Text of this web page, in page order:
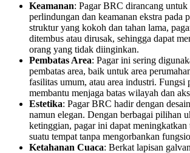
Keamanan: Pagar BRC dirancang
perlindungan dan keamanan ekstra pada
struktur yang kokoh dan tahan lama,
ditembus atau dirusak, sehingga dapat
orang yang tidak diinginkan.
Pembatas Area: Pagar ini sering
pembatas area, baik untuk area
fasilitas umum, atau area industri. Fungsi
membantu menjaga batas wilayah dan
Estetika: Pagar BRC hadir dengan
namun elegan. Dengan berbagai pilihan
ketinggian, pagar ini dapat meningkatkan
suatu tempat tanpa mengorbankan
Ketahanan Cuaca: Berkat lapisan